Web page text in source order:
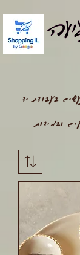
בעבודת יד
ובמידות